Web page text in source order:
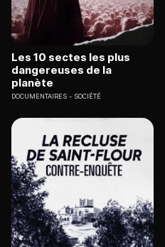
Les 10 sectes les plus
dangereuses de la
planète
DOCUMENTAIRES SOCIÉTÉ